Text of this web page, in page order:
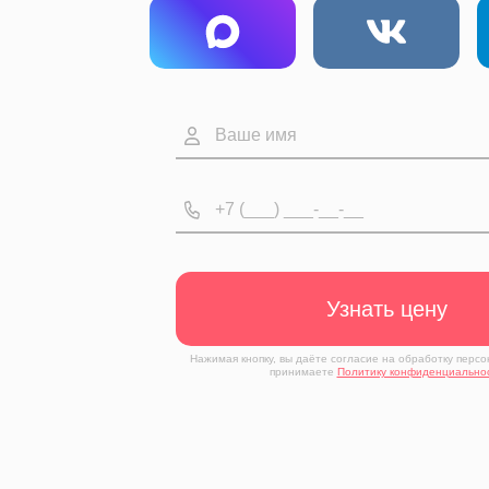
Узнать цену
Нажимая кнопку, вы даёте согласие на обработку
принимаете Политику